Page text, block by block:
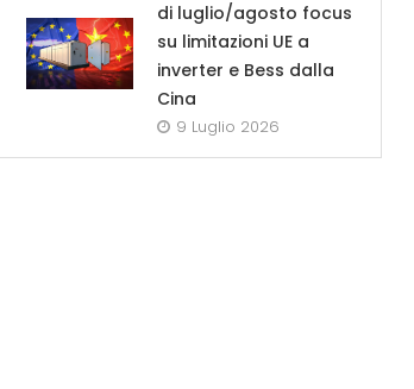
di luglio/agosto focus
su limitazioni UE a
inverter e Bess dalla
Cina
9 Luglio 2026